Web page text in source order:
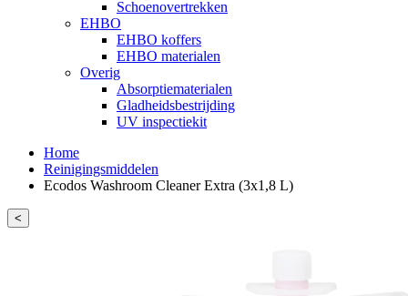
Schoenovertrekken
EHBO
EHBO koffers
EHBO materialen
Overig
Absorptiematerialen
Gladheidsbestrijding
UV inspectiekit
Home
Reinigingsmiddelen
Ecodos Washroom Cleaner Extra (3x1,8 L)
<